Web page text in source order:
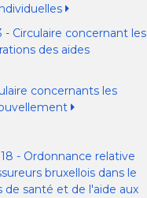
- Circulaire concernant les
des aides
concernants les
- Ordonnance relative
bruxellois dans le
de santé et de l'aide aux